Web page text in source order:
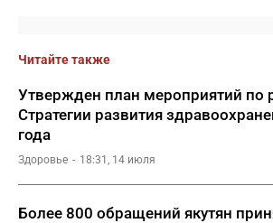
Читайте также
Утвержден план мероприятий по
Стратегии развития
года
Здоровье 18:31, 14 июля
Более 800 обращений якутян